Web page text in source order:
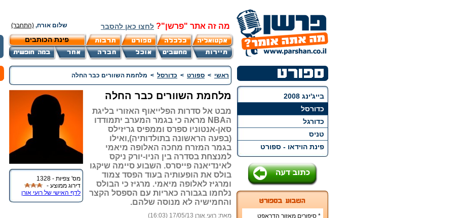
מה זה אתר "פרשן"? לחצו כאן להסבר שלום אורח, (התחבר)
פינת הכותבים
בייג'ינג 2008
כדורסל
כדורגל
טניס
פינת הוידאו - ספורט
* סיפורים מאזור הדראפט
ראשי > ספורט > כדורסל > מלחמת השוורים כבר החלה
מס' צפיות - 1328
דירוג ממוצע -
לדף האישי של רועי אורן
מלחמת השוורים כבר החלה
מבט אל סדרות הפלייאוף האזורי בליגת
הNBA מראה כי בגמר המערב יתמודדו
סאן-אנטוניו ספרס וממפיס גריזילס
(בפעה הראשונה בתולדותיה),ואילו
בגמר המזרח מחכה האלופה מיאמי
למנצחת בסדרה בין הניו-יורק ניקס
לאינדיאנה פייסרס. השבוע סיימה שיקגו
בולס את הופעותיה בעוד הפסד צמוד
ומרגיז לאלופה מיאמי. מרגיז כי הבולס
נלחמו בגבורה כאריות עם הספסל הקצר
והחמישיה לא מנוסה שלהם.
מאת: רועי אורן 17/05/13 (16:03)